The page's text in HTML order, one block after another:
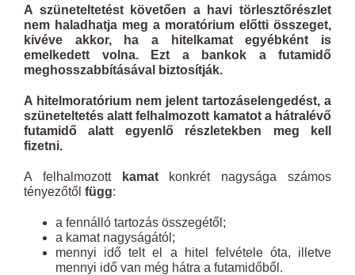
A szüneteltetést követően a havi törlesztőrészlet
nem haladhatja meg a moratórium előtti összeget,
kivéve akkor, ha a hitelkamat egyébként is
emelkedett volna. Ezt a bankok a futamidő
meghosszabbításával biztosítják.
A hitelmoratórium nem jelent tartozáselengedést, a
szüneteltetés alatt felhalmozott kamatot a hátralévő
futamidő alatt egyenlő részletekben meg kell
fizetni.
A felhalmozott kamatkonkrét nagysága számos
tényezőtől függ:
a fennálló tartozás összegétől;
a kamat nagyságától;
mennyi idő telt el a hitel felvétele óta, illetve
mennyi idő van még hátra a futamidőből.